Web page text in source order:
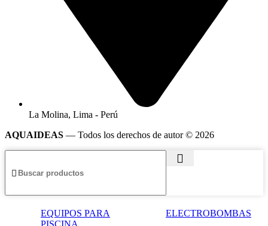
La Molina, Lima - Perú
AQUAIDEAS — Todos los derechos de autor © 2026
EQUIPOS PARA
ELECTROBOMBAS